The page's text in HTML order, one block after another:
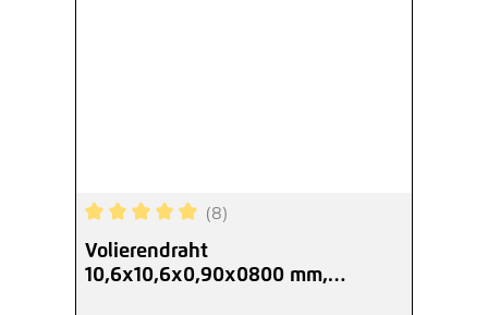
Durchschnittliche Bewertung von 5 von 5
(8)
Volierendraht
10,6x10,6x0,90x0800 mm,